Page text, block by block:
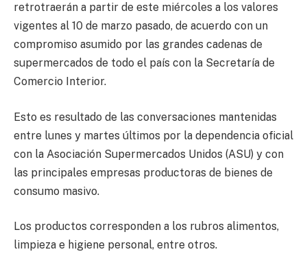
retrotraerán a partir de este miércoles a los valores
vigentes al 10 de marzo pasado, de acuerdo con un
compromiso asumido por las grandes cadenas de
supermercados de todo el país con la Secretaría de
Comercio Interior.
Esto es resultado de las conversaciones mantenidas
entre lunes y martes últimos por la dependencia oficial
con la Asociación Supermercados Unidos (ASU) y con
las principales empresas productoras de bienes de
consumo masivo.
Los productos corresponden a los rubros alimentos,
limpieza e higiene personal, entre otros.